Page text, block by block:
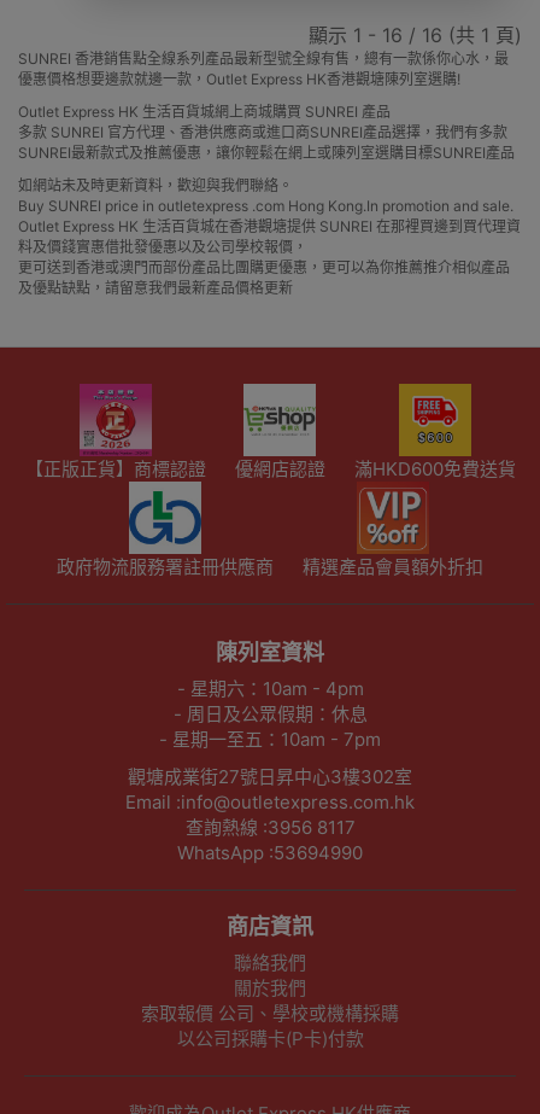
顯示 1 - 16 / 16 (共 1 頁)
SUNREI 香港銷售點全線系列產品最新型號全線有售，總有一款係你心水，最
優惠價格想要邊款就邊一款，Outlet Express HK香港觀塘陳列室選購!
Outlet Express HK 生活百貨城網上商城購買 SUNREI 產品
多款 SUNREI 官方代理、香港供應商或進口商SUNREI產品選擇，我們有多款
SUNREI最新款式及推薦優惠，讓你輕鬆在網上或陳列室選購目標SUNREI產品
如網站未及時更新資料，歡迎與我們聯絡。
Buy SUNREI price in outletexpress .com Hong Kong.In promotion and sale.
Outlet Express HK 生活百貨城在香港觀塘提供 SUNREI 在那裡買邊到買代理資
料及價錢實惠借批發優惠以及公司學校報價，
更可送到香港或澳門而部份產品比團購更優惠，更可以為你推薦推介相似產品
及優點缺點，請留意我們最新產品價格更新
【正版正貨】商標認證 優網店認證 滿HKD600免費送貨
政府物流服務署註冊供應商 精選產品會員額外折扣
陳列室資料
- 星期六：10am - 4pm
- 周日及公眾假期：休息
- 星期一至五：10am - 7pm
觀塘成業街27號日昇中心3樓302室
Email :info@outletexpress.com.hk
查詢熱線 :3956 8117
WhatsApp :53694990
商店資訊
聯絡我們
關於我們
索取報價 公司、學校或機構採購
以公司採購卡(P卡)付款